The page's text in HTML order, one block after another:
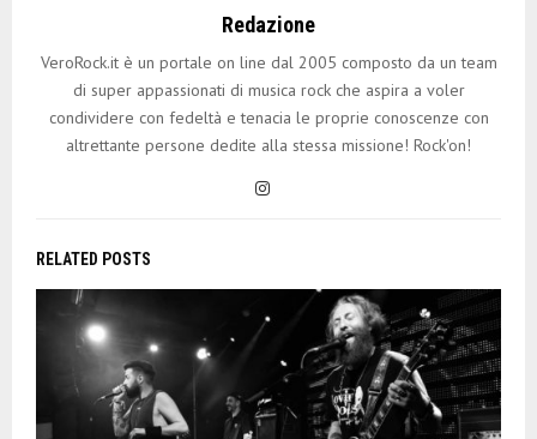
Redazione
VeroRock.it è un portale on line dal 2005 composto da un team
di super appassionati di musica rock che aspira a voler
condividere con fedeltà e tenacia le proprie conoscenze con
altrettante persone dedite alla stessa missione! Rock'on!
RELATED POSTS